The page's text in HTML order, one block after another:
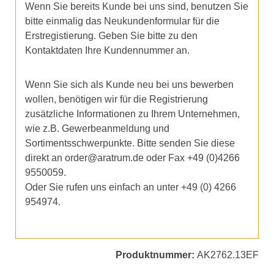
Wenn Sie bereits Kunde bei uns sind, benutzen Sie
bitte einmalig das Neukundenformular für die
Erstregistierung. Geben Sie bitte zu den
Kontaktdaten Ihre Kundennummer an.
Wenn Sie sich als Kunde neu bei uns bewerben
wollen, benötigen wir für die Registrierung
zusätzliche Informationen zu Ihrem Unternehmen,
wie z.B. Gewerbeanmeldung und
Sortimentsschwerpunkte. Bitte senden Sie diese
direkt an order@aratrum.de oder Fax +49 (0)4266
9550059.
Oder Sie rufen uns einfach an unter +49 (0) 4266
954974.
Produktnummer: AK2762.13EF